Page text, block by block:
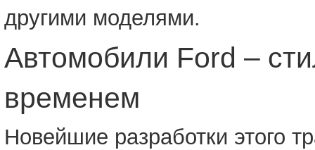
другими моделями.
Автомобили Ford –
временем
Новейшие разработки этого